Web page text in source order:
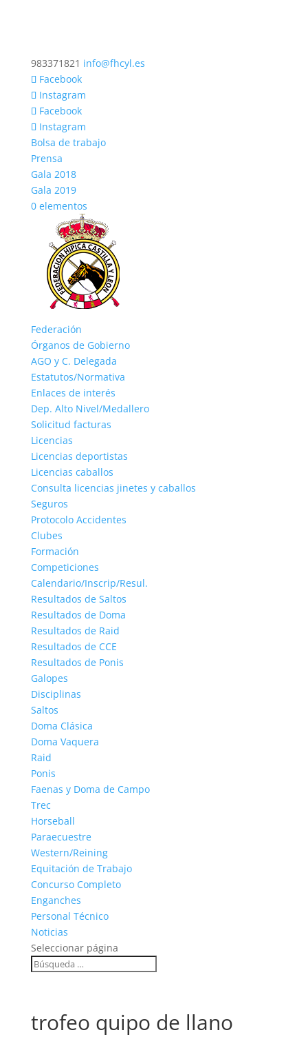
983371821 info@fhcyl.es
Facebook
Instagram
Facebook
Instagram
Bolsa de trabajo
Prensa
Gala 2018
Gala 2019
0 elementos
Federación
Órganos de Gobierno
AGO y C. Delegada
Estatutos/Normativa
Enlaces de interés
Dep. Alto Nivel/Medallero
Solicitud facturas
Licencias
Licencias deportistas
Licencias caballos
Consulta licencias jinetes y caballos
Seguros
Protocolo Accidentes
Clubes
Formación
Competiciones
Calendario/Inscrip/Resul.
Resultados de Saltos
Resultados de Doma
Resultados de Raid
Resultados de CCE
Resultados de Ponis
Galopes
Disciplinas
Saltos
Doma Clásica
Doma Vaquera
Raid
Ponis
Faenas y Doma de Campo
Trec
Horseball
Paraecuestre
Western/Reining
Equitación de Trabajo
Concurso Completo
Enganches
Personal Técnico
Noticias
Seleccionar página
trofeo quipo de llano